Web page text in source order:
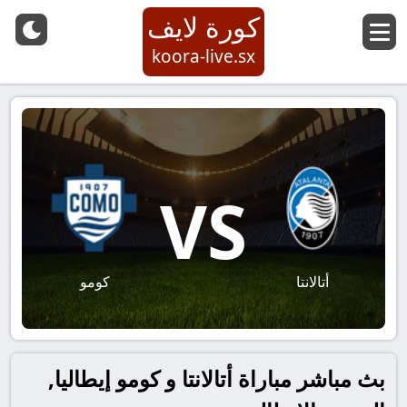
كورة لايف
koora-live.sx
أتالانتا
VS
كومو
بث مباشر مباراة أتالانتا و كومو إيطاليا,